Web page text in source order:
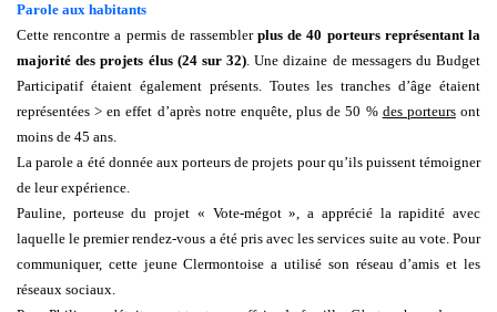
Parole aux habitants
Cette rencontre a permis de rassemblerplus de 40 porteurs représentantla
majorité des projets élus (24 sur 32) .Une dizaine de messagers du Budget
Participatif étaient également présents. Toutes les tranches d’âge étaient
représentées > en effet d’après notre enquête,plus de 50 % des porteursont
moins de 45 ans.
La parole a été donnée aux porteurs de projets pour qu’ils puissent témoigner
de leur expérience.
Pauline, porteuse du projet « Vote-mégot », a apprécié la rapidité avec
laquelle le premier rendez-vous a été pris avec les services suite au vote. Pour
communiquer, cette jeune Clermontoise a utilisé son réseau d’amis et les
réseaux sociaux.